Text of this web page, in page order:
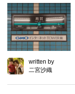
written by
二宮沙織